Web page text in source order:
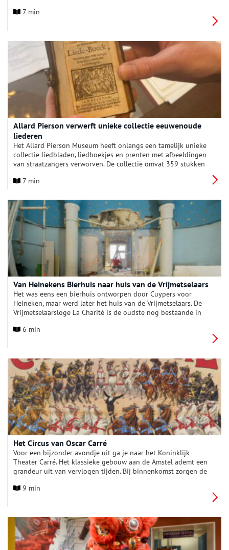
op de radio ‘Twaalf miljoen oliebollen op aardgas’. En nu,
7 min
Allard Pierson verwerft unieke collectie eeuwenoude
liederen
Het Allard Pierson Museum heeft onlangs een tamelijk unieke
collectie liedbladen, liedboekjes en prenten met afbeeldingen
van straatzangers verworven. De collectie omvat 359 stukken
7 min
Van Heinekens Bierhuis naar huis van de Vrijmetselaars
Het was eens een bierhuis ontworpen door Cuypers voor
Heineken, maar werd later het huis van de Vrijmetselaars. De
Vrijmetselaarsloge La Charité is de oudste nog bestaande in
In de gevel zijn de symbolen van de vrijmetselarij ook nog te
6 min
Het Circus van Oscar Carré
Voor een bijzonder avondje uit ga je naar het Koninklijk
Theater Carré. Het klassieke gebouw aan de Amstel ademt een
grandeur uit van vervlogen tijden. Bij binnenkomst zorgen de
overdadige decoraties ervoor, dat je je even terug waant in de
circusartiesten de meest halsbrekende toeren uithaalden.
9 min